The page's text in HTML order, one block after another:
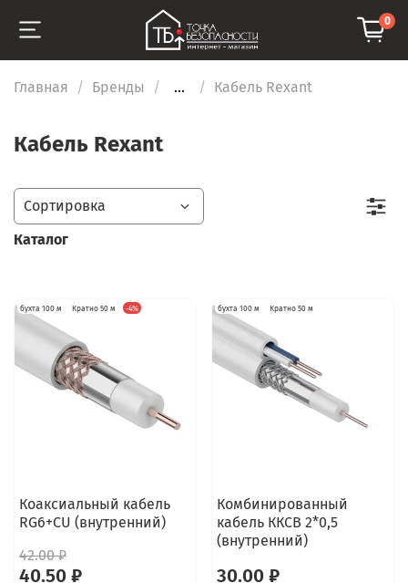
0
Главная Бренды ... Кабель Rexant
Кабель Rexant
бухта 100 м Кратно 50 м -4%
Коаксиальный кабель
RG6+CU (внутренний)
42.00 ₽
40.50 ₽
бухта 100 м Кратно 50 м
Комбинированный
кабель ККСВ 2*0,5
(внутренний)
30.00 ₽
Каталог